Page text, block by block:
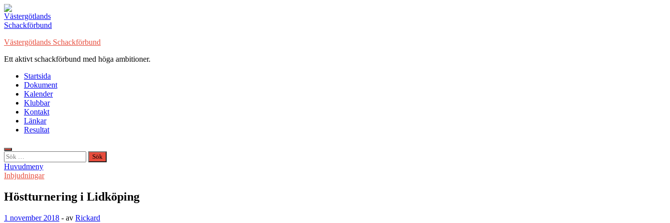
Hoppa
till
innehåll
Västergötlands Schackförbund
Ett aktivt schackförbund med höga ambitioner.
Startsida
Dokument
Kalender
Klubbar
Kontakt
Länkar
Resultat
Sök
efter:
Huvudmeny
Inbjudningar
Höstturnering i Lidköping
1 november 2018 - av Rickard